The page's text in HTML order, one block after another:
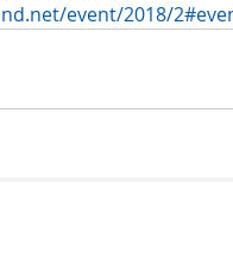
event/2018/